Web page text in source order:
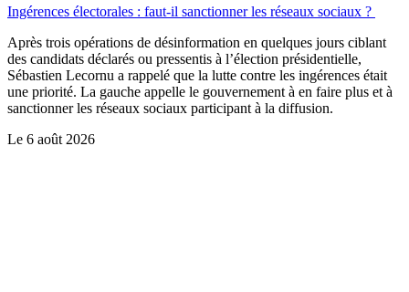
Ingérences électorales : faut-il sanctionner les réseaux sociaux ?
Après trois opérations de désinformation en quelques jours ciblant
des candidats déclarés ou pressentis à l’élection présidentielle,
Sébastien Lecornu a rappelé que la lutte contre les ingérences était
une priorité. La gauche appelle le gouvernement à en faire plus et à
sanctionner les réseaux sociaux participant à la diffusion.
Le 6 août 2026